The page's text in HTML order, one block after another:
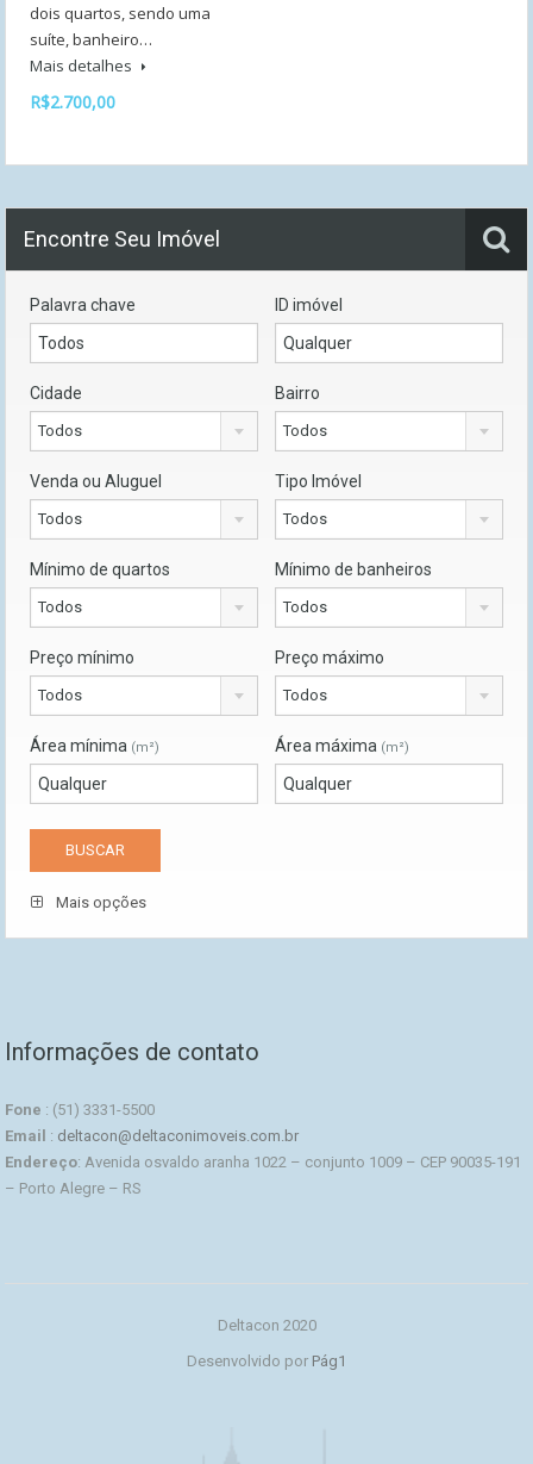
dois quartos, sendo uma
suíte, banheiro…
Mais detalhes
R$2.700,00
Encontre Seu Imóvel
Palavra chave ID imóvel
Cidade
Todos
Bairro
Todos
Venda ou Aluguel
Todos
Tipo Imóvel
Todos
Mínimo de quartos
Todos
Mínimo de banheiros
Todos
Preço mínimo
Todos
Preço máximo
Todos
Área mínima (m²) Área máxima (m²)
Mais opções
Informações de contato
Fone : (51) 3331-5500
Email : deltacon@deltaconimoveis.com.br
Endereço: Avenida osvaldo aranha 1022 – conjunto 1009 – CEP 90035-191
– Porto Alegre – RS
Deltacon 2020
Desenvolvido por Pág1